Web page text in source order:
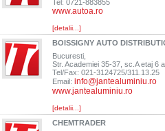
Tel: 0721-883855
www.autoa.ro
[detalii...]
BOISSIGNY AUTO
Bucuresti,
Str. Academiei 35-37, sc.A etaj 6
Tel/Fax: 021-3124725/311.13.25
Email: info@jantealuminiu.ro
www.jantealuminiu.ro
[detalii...]
CHEMTRADER